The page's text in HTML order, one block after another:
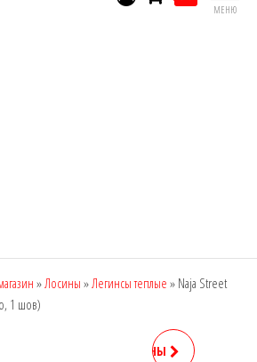
МЕНЮ
» Лосины » Легинсы теплые » Naja Street
1 шов)
NAJA STREET 9415 (ЛОСИНЫ